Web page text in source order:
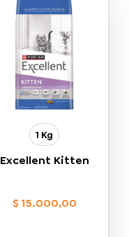
múltiples
Las
opciones
se
pueden
elegir
en
la
página
de
1 Kg
Excellent Kitten
$15.000,00